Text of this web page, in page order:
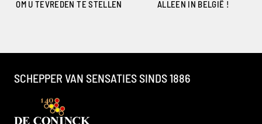
OM U TEVREDEN TE STELLEN
ALLEEN IN BELGIË !
SCHEPPER VAN SENSATIES SINDS 1886